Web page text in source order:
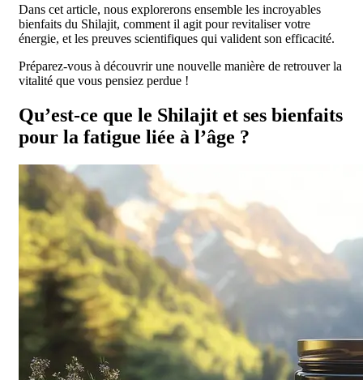
Dans cet article, nous explorerons ensemble les incroyables
bienfaits du Shilajit, comment il agit pour revitaliser votre
énergie, et les preuves scientifiques qui valident son efficacité.
Préparez-vous à découvrir une nouvelle manière de retrouver la
vitalité que vous pensiez perdue !
Qu’est-ce que le Shilajit et ses bienfaits
pour la fatigue liée à l’âge ?